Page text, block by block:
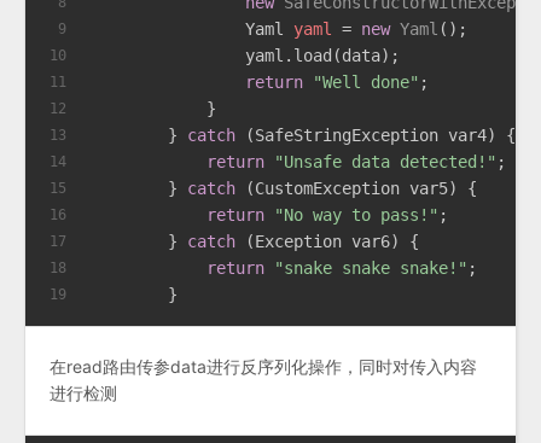
9
10
11
12
13
14
15
16
17
18
19
Yaml
yaml = new Yaml ();
                yaml.load(data);
return
"Well done" ;
            }
        }
catch (SafeStringException var4) {
return
"Unsafe data detected!" ;
        }
catch (CustomException var5) {
return
"No way to pass!" ;
        }
catch (Exception var6) {
return
"snake snake snake!" ;
        }
在read路由传参data进行反序列化操作，同时对传入内容
进行检测